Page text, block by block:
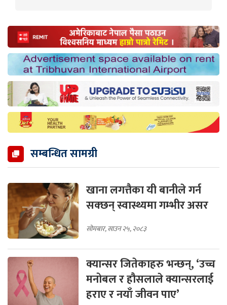
सम्बन्धित सामग्री
खाना लगत्तैका यी बानीले गर्न
सक्छन् स्वास्थ्यमा गम्भीर असर
सोमबार, साउन २५, २०८३
क्यान्सर जितेकाहरु भन्छन्, ‘उच्च
मनोबल र हौसलाले क्यान्सरलाई
हराए र नयाँ जीवन पाए’